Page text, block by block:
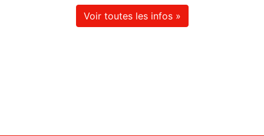
Voir toutes les infos »